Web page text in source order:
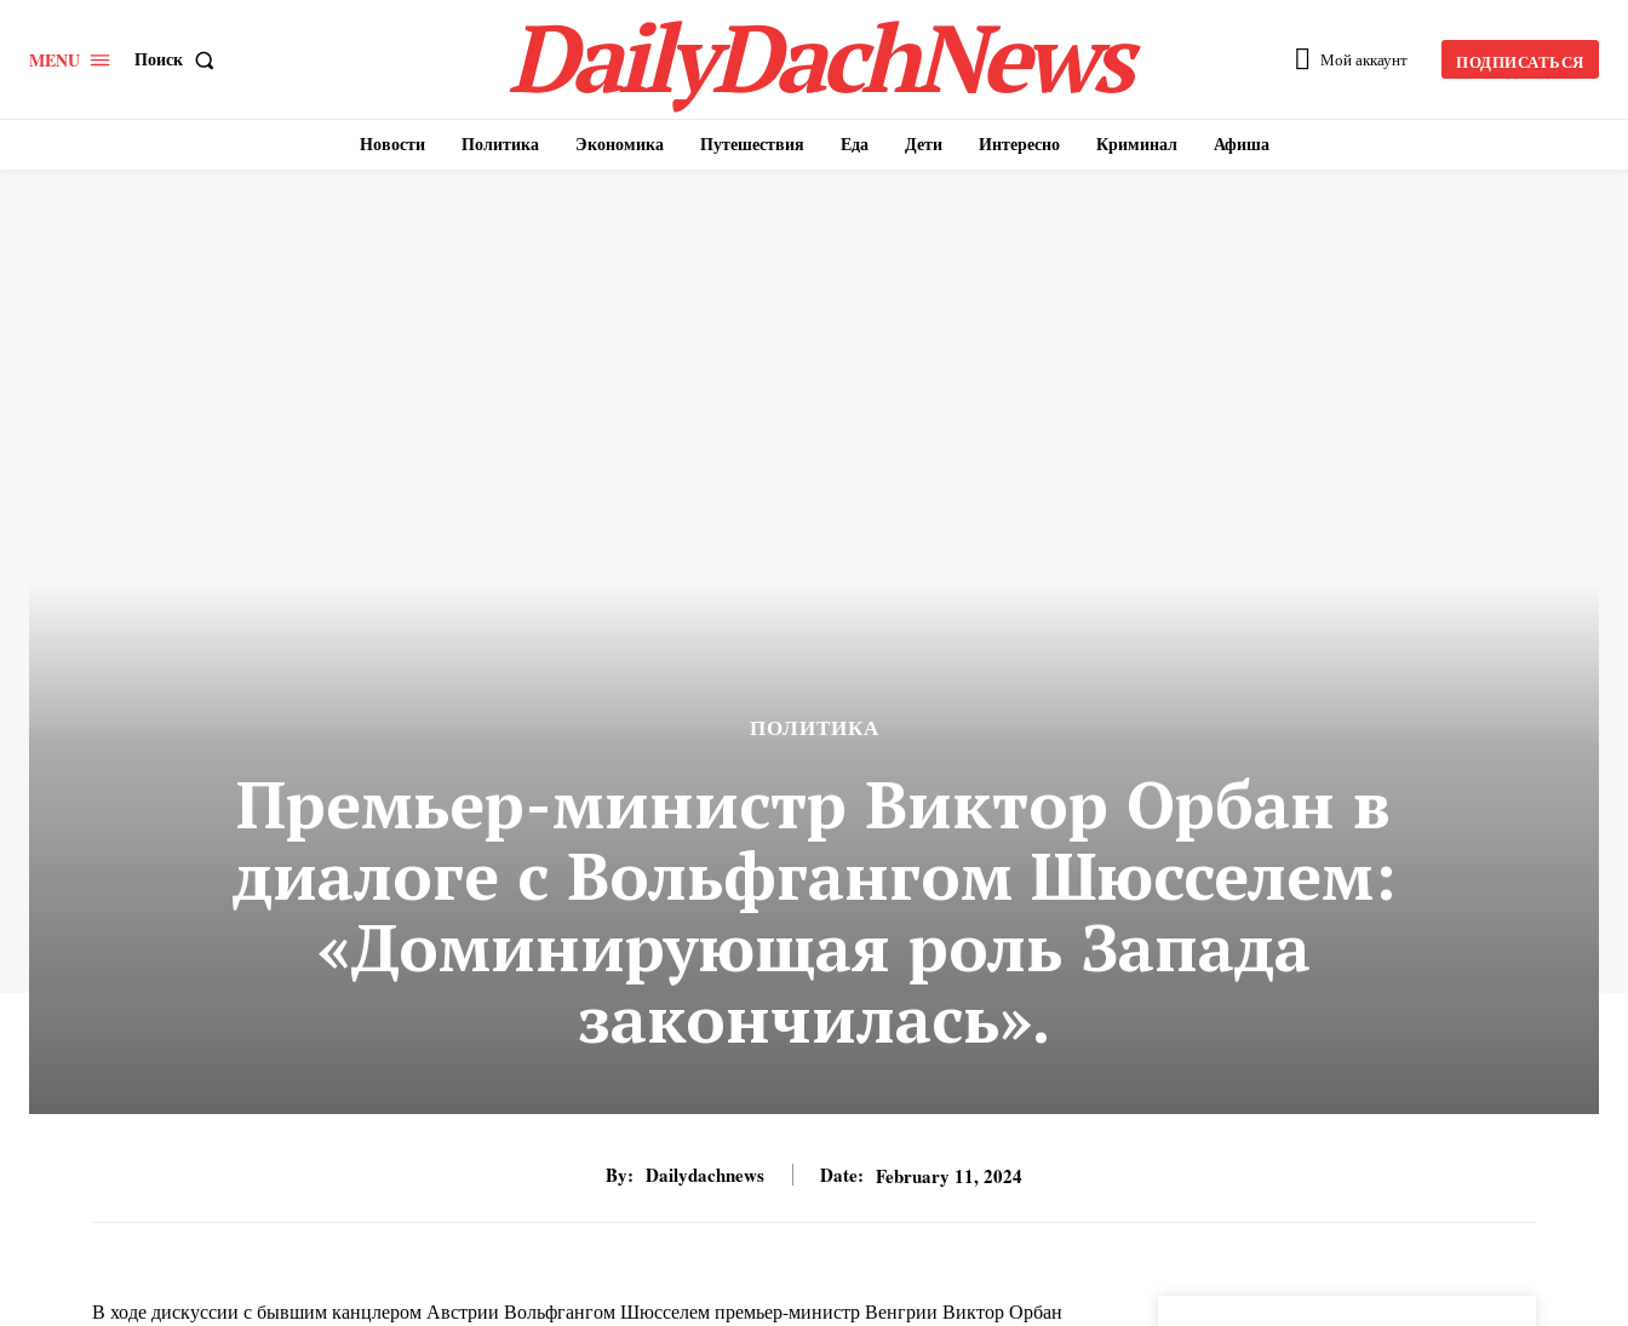
MENU Поиск DailyDachNews Мой аккаунт ПОДПИСАТЬСЯ
Новости Политика Экономика Путешествия Еда Дети Интересно Криминал Афиша
ПОЛИТИКА
Премьер-министр Виктор Орбан в
диалоге с Вольфгангом Шюсселем:
«Доминирующая роль Запада
закончилась».
By: Dailydachnews Date: February 11, 2024
В ходе дискуссии с бывшим канцлером Австрии Вольфгангом Шюсселем премьер-министр Венгрии Виктор Орбан